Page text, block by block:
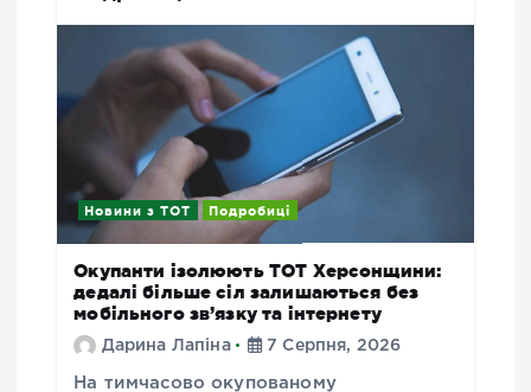
Новини з ТОТ Подробиці
Окупанти ізолюють ТОТ Херсонщини:
дедалі більше сіл залишаються без
мобільного зв’язку та інтернету
Дарина Лапіна 7 Серпня, 2026
На тимчасово окупованому